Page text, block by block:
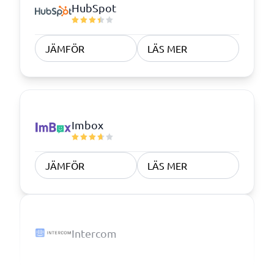
HubSpot
JÄMFÖR LÄS MER
Imbox
JÄMFÖR LÄS MER
Intercom